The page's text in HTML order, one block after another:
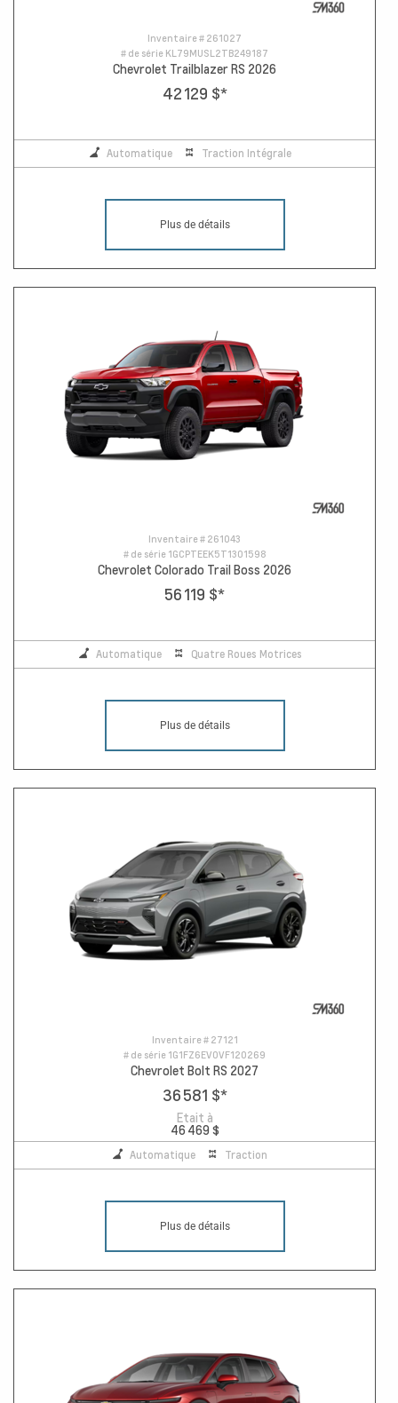
Inventaire # 261027
# de série KL79MUSL2TB249187
Chevrolet Trailblazer RS 2026
42 129 $*
Automatique Traction Intégrale
Plus de détails
Inventaire # 261043
# de série 1GCPTEEK5T1301598
Chevrolet Colorado Trail Boss 2026
56 119 $*
Automatique Quatre Roues Motrices
Plus de détails
Inventaire # 27121
# de série 1G1FZ6EV0VF120269
Chevrolet Bolt RS 2027
36 581 $*
Etait à
46 469 $
Automatique Traction
Plus de détails